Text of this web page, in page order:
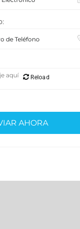
Reload